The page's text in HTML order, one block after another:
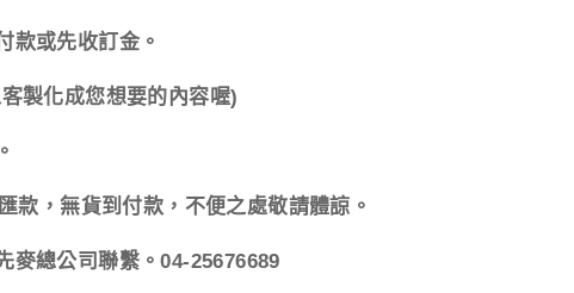
款或先收訂金。
製化成您想要的內容喔)
款，無貨到付款，不便之處敬請體諒。
麥總公司聯繫。04-25676689